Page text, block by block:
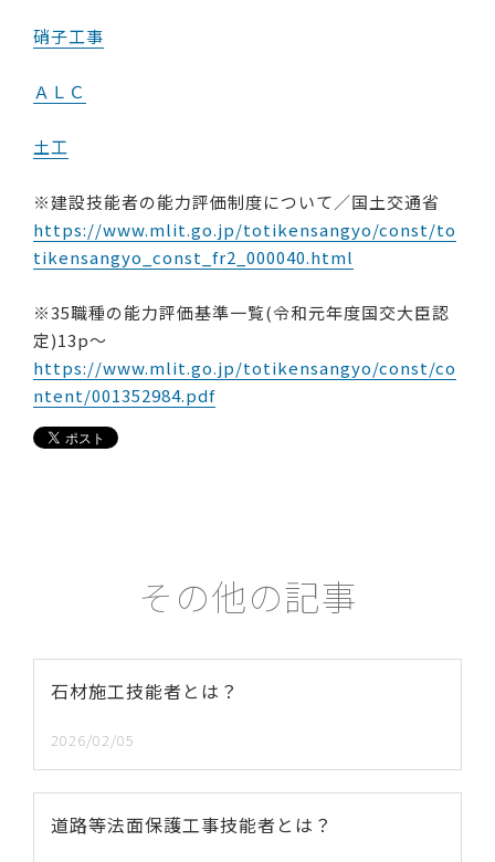
硝子工事
ＡＬＣ
土工
※建設技能者の能力評価制度について／国土交通省
https://www.mlit.go.jp/totikensangyo/const/to
tikensangyo_const_fr2_000040.html
※35職種の能力評価基準一覧(令和元年度国交大臣認
定)13p～
https://www.mlit.go.jp/totikensangyo/const/co
ntent/001352984.pdf
その他の記事
石材施工技能者とは？
2026/02/05
道路等法面保護工事技能者とは？